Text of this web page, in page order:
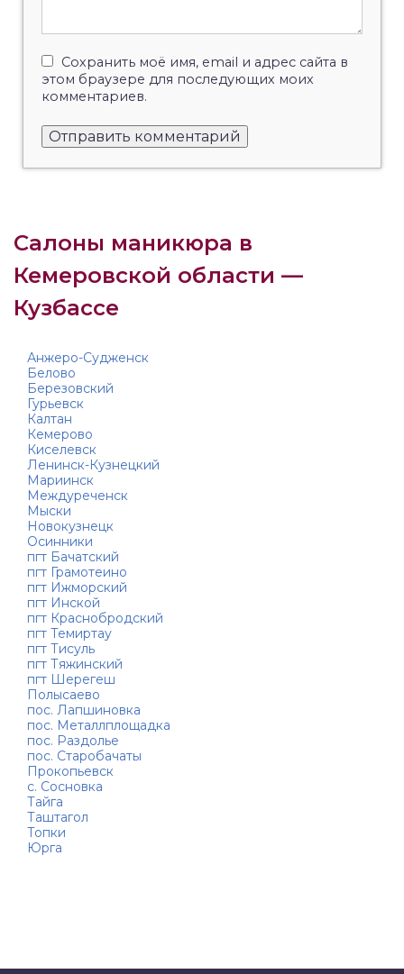
Сохранить моё имя, email и адрес сайта в
этом браузере для последующих моих
комментариев.
Салоны маникюра в
Кемеровской области —
Кузбассе
Анжеро-Судженск
Белово
Березовский
Гурьевск
Калтан
Кемерово
Киселевск
Ленинск-Кузнецкий
Мариинск
Междуреченск
Мыски
Новокузнецк
Осинники
пгт Бачатский
пгт Грамотеино
пгт Ижморский
пгт Инской
пгт Краснобродский
пгт Темиртау
пгт Тисуль
пгт Тяжинский
пгт Шерегеш
Полысаево
пос. Лапшиновка
пос. Металлплощадка
пос. Раздолье
пос. Старобачаты
Прокопьевск
с. Сосновка
Тайга
Таштагол
Топки
Юрга